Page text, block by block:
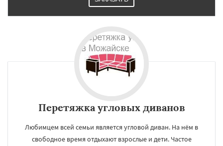
Перетяжка угловых диванов
Любимцем всей семьи является угловой диван. На нём в
свободное время отдыхают взрослые и дети. Частое